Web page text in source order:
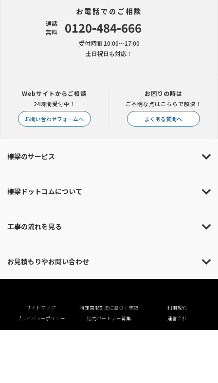
お電話でのご相談
通話
無料
0120-484-666
受付時間 10:00〜17:00
土日祝日も対応！
Webサイトからご相談
24時間受付中！
お問い合わせフォームへ
お困りの時は
ご不明な点はこちらで解決！
よくある質問へ
棟梁のサービス
棟梁ドットコムについて
工事の流れを見る
お見積もりやお問い合わせ
サイトマップ 特定商取引法に基づく表記
利用規約
プライバシーポリシー
協力パートナー募集 運営会社